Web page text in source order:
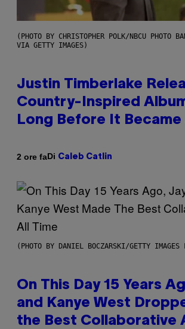
(PHOTO BY CHRISTOPHER POLK/NBCU PHOTO
VIA GETTY IMAGES)
Justin Timberlake
Country-Inspired
Long Before It Became
2 ore faDi Caleb Catlin
(PHOTO BY DANIEL BOCZARSKI/GETTY IMAGES
On This Day 15 Years
and Kanye West
the Best Collaborative